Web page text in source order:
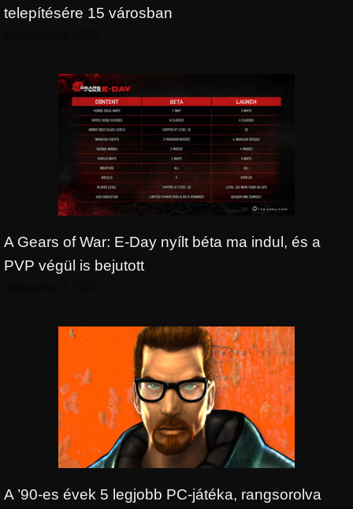
telepítésére 15 városban
A Gears of War: E-Day nyílt béta ma indul, és a
PVP végül is bejutott
A ’90-es évek 5 legjobb PC-játéka, rangsorolva